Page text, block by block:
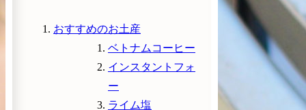
おすすめのお土産
ベトナムコーヒー
インスタントフォ
ー
ライム塩